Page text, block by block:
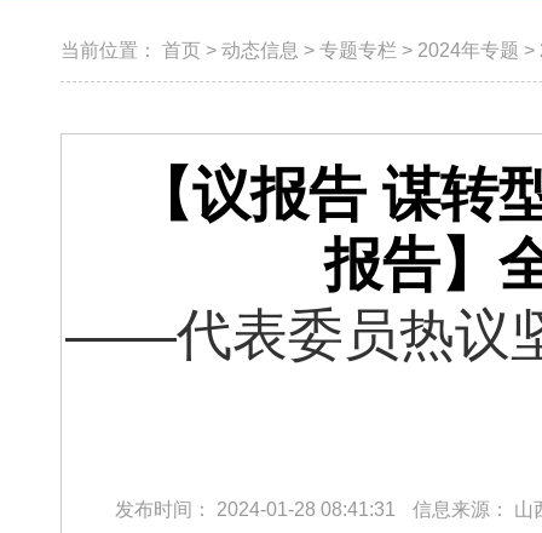
当前位置： 首页 > 动态信息 > 专题专栏 > 2024年专题 >
【议报告 谋
报告】
——代表委员热议
发布时间： 2024-01-28 08:41:31 信息来源： 山